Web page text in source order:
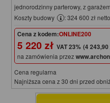
jednorodzinny parterowy, z
Koszty budowy
: 324 600 zł netto
Cena z kodem:ONLINE200
5 220 zł (4
na zamówienia przez
Cena regularna
Najniższa cena z 30 dni przed